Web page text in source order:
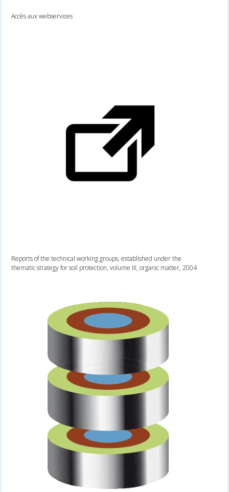
Accès aux webservices
Reports of the technical working groups, established under the
thematic strategy for soil protection, volume III, organic matter, 2004